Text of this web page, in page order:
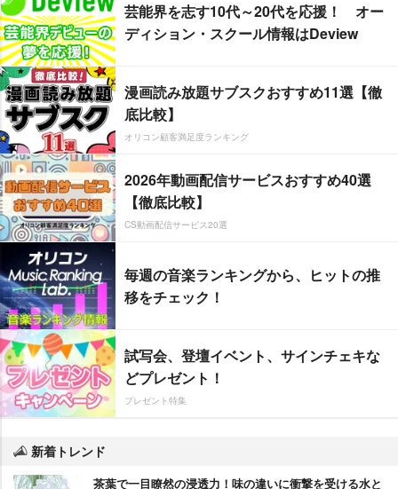
芸能界を志す10代～20代を応援！ オー
ディション・スクール情報はDeview
漫画読み放題サブスクおすすめ11選【徹
底比較】
オリコン顧客満足度ランキング
2026年動画配信サービスおすすめ40選
【徹底比較】
CS動画配信サービス20選
毎週の音楽ランキングから、ヒットの推
移をチェック！
試写会、登壇イベント、サインチェキな
どプレゼント！
プレゼント特集
新着トレンド
茶葉で一目瞭然の浸透力！味の違いに衝撃を受ける水と